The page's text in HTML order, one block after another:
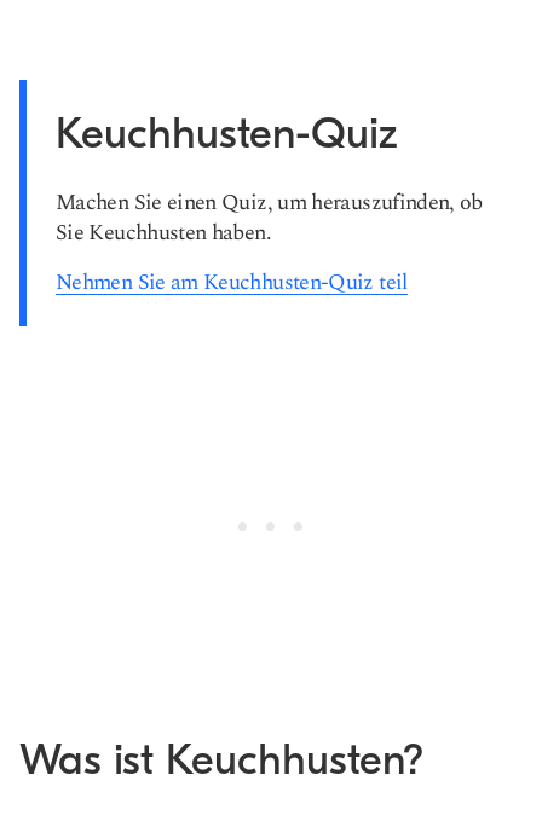
Keuchhusten-Quiz
Machen Sie einen Quiz, um herauszufinden, ob
Sie Keuchhusten haben.
Nehmen Sie am Keuchhusten-Quiz teil
Was ist Keuchhusten?